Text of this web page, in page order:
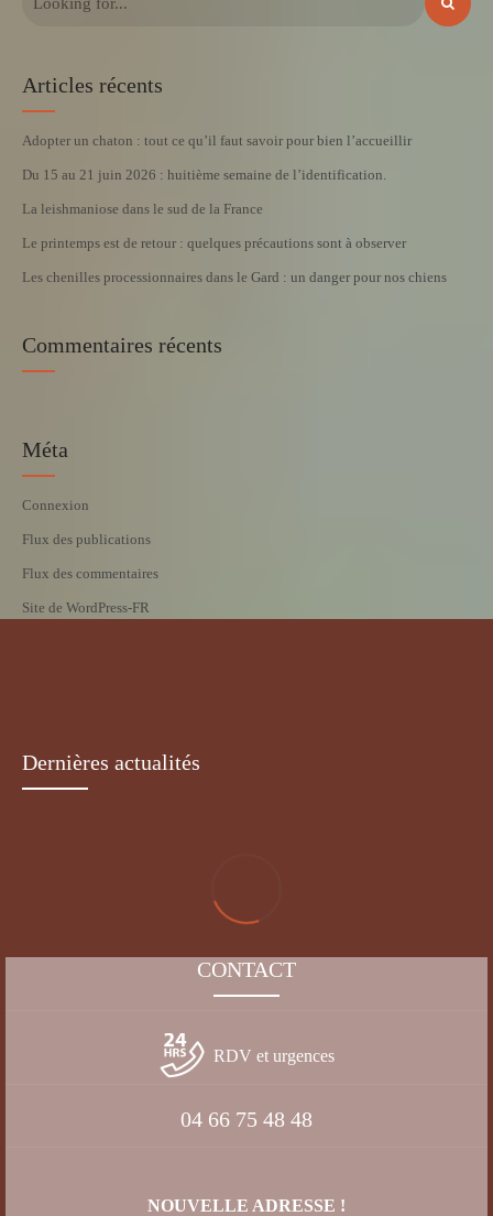
Articles récents
Adopter un chaton : tout ce qu’il faut savoir pour bien l’accueillir
Du 15 au 21 juin 2026 : huitième semaine de l’identification.
La leishmaniose dans le sud de la France
Le printemps est de retour : quelques précautions sont à observer
Les chenilles processionnaires dans le Gard : un danger pour nos chiens
Commentaires récents
Méta
Connexion
Flux des publications
Flux des commentaires
Site de WordPress-FR
Dernières actualités
CONTACT
RDV et urgences
04 66 75 48 48
NOUVELLE ADRESSE !